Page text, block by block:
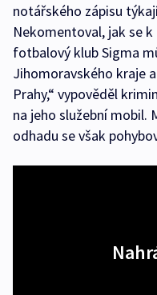
notářského zápisu
Nekomentoval, jak se
fotbalový klub Sigma
Jihomoravského kraje
Prahy,“ vypověděl
na jeho služební mobil.
odhadu se však